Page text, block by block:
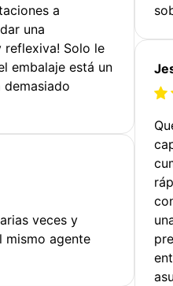
a
una
Solo le
embalaje está un
veces y
mismo agente